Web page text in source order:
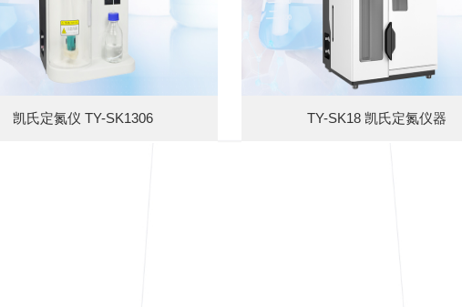
凯氏定氮仪 TY-SK1306 TY-SK18 凯氏定氮仪器